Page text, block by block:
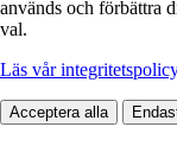
används och förbättra
val.
Läs vår
Acceptera alla